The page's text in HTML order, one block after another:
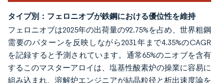
タイプ別：フェロニオブが鉄鋼における優位性を維持
フェロニオブは2025年の出荷量の92.75%を占め、世界粗鋼
需要のパターンを反映しながら2031年まで4.35%のCAGR
を記録すると予測されています。通常65%のニオブを含有
するこのマスターアロイは、塩基性酸素炉の操業に容易に
組み込まれ、溶解炉エンジニアが結晶粒径と析出速度論を